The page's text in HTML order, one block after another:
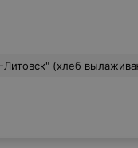
недовольством и негативом. Это было в 20.25. Пришла снова в 21.35 и батон был уже в продаже.